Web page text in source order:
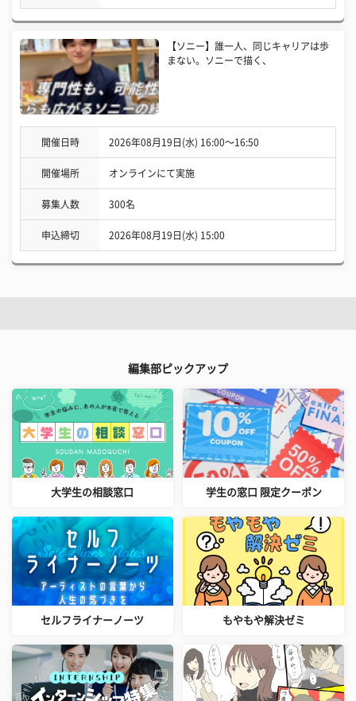
【ソニー】誰一人、同じキャリアは歩
まない。ソニーで描く、
開催日時 2026年08月19日(水) 16:00〜16:50
開催場所 オンラインにて実施
募集人数 300名
申込締切 2026年08月19日(水) 15:00
編集部ピックアップ
大学生の相談窓口 学生の窓口 限定クーポン
セルフライナーノーツ もやもや解決ゼミ